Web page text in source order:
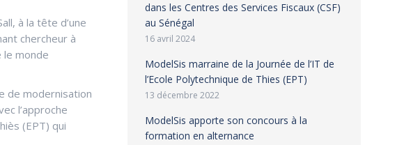
à la tête d’une
chercheur à
le monde
de modernisation
l’approche
(EPT) qui
dans les Centres des Services Fiscaux (CSF)
au Sénégal
16 avril 2024
ModelSis marraine de la Journée de l’IT de
l’Ecole Polytechnique de Thies (EPT)
13 décembre 2022
ModelSis apporte son concours à la
formation en alternance